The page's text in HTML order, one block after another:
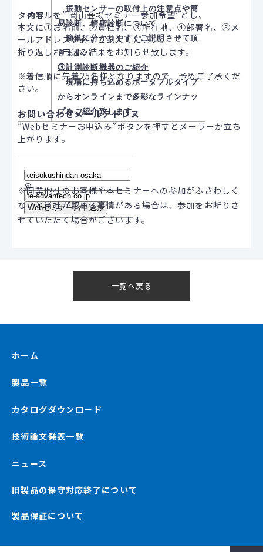
内容
振動センサーの取付上の注意点や簡
易診断、精密診断について
簡単に分かりやすくご説明させて頂
きます。
③計測診断機器のご紹介
現場に持ち込めるポータブルタイプ
からオンラインまで多彩なラインナッ
プをご紹介致します。
タイトルを” 岡山会場セミナー参加希望”とし、
本文に①お名前、②貴社名、③所在地、④部署名、⑤メ
ールアドレスを必ずご記入ください。
折り返しお申込み結果をお知らせ致します。
※着信順に先着25名様となりますので、予めご了承くだ
さい。
お問い合わせメールアドレス
”Webセミナーお申込み”ボタンを押すとメーラーが立ち
上がります。
@
※同業他社のお客様や本セミナーへの参加がふさわしく
ないと当社が認める事情がある場合は、参加をお断りさ
せていただく場合がございます。
一覧へ戻る
ホーム
製品一覧
カタログダウンロード
技術論文発表一覧
ニュース
旧製品の保守対応終了について
製品保証について